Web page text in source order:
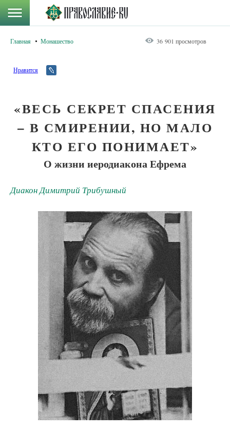
Главная Монашество 36 901 просмотров
Нравится
«ВЕСЬ СЕКРЕТ СПАСЕНИЯ
– В СМИРЕНИИ, НО МАЛО
КТО ЕГО ПОНИМАЕТ»
О жизни иеродиакона Ефрема
Диакон Димитрий Трибушный